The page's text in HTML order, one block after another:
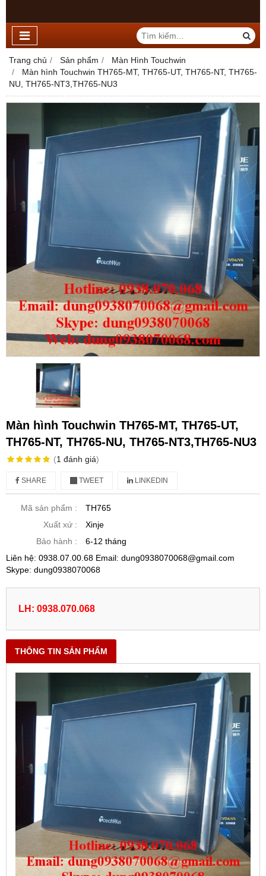
Trang chủ Sản phẩm
Màn Hình Touchwin
Màn hình Touchwin TH765-MT, TH765-UT, TH765-NT, TH765-
NU, TH765-NT3,TH765-NU3
Màn hình Touchwin TH765-MT, TH765-UT,
TH765-NT, TH765-NU, TH765-NT3,TH765-NU3
(1 đánh giá)
SHARE TWEET LINKEDIN
Mã sản phẩm :
TH765
Xuất xứ :
Xinje
Bảo hành :
6-12 tháng
Liên hệ: 0938.07.00.68 Email: dung0938070068@gmail.com
Skype: dung0938070068
LH: 0938.070.068
THÔNG TIN SẢN PHẨM